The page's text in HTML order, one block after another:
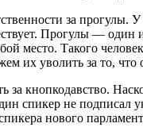
за прогулы.
Прогулы — один
место. Такого
их уволить за то, что
за кнопкодавство.
спикер не подписал
нового